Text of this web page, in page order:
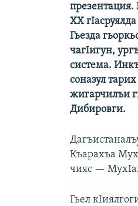
презентация.
XX
Гьезда
чагIигун,
система.
соназул
жигарчилъи
Дибировги.
Къарахъа
чияс —
Гьел